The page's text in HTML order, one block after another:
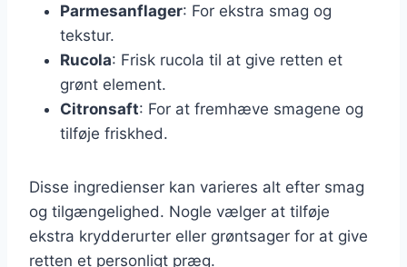
Parmesanflager: For ekstra smag og
tekstur.
Rucola: Frisk rucola til at give retten et
grønt element.
Citronsaft: For at fremhæve smagene og
tilføje friskhed.
Disse ingredienser kan varieres alt efter smag
og tilgængelighed. Nogle vælger at tilføje
ekstra krydderurter eller grøntsager for at give
retten et personligt præg.